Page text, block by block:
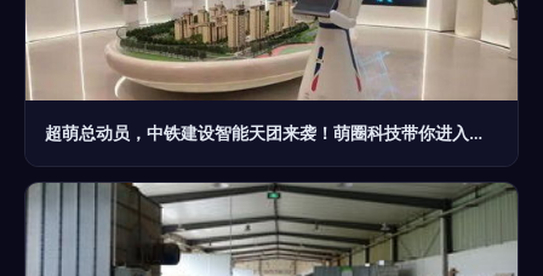
超萌总动员，中铁建设智能天团来袭！萌圈科技带你进入建设新境界